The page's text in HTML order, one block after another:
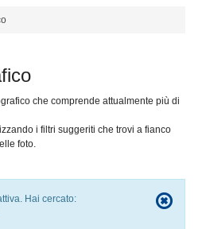
che comprende attualmente più di
i filtri suggeriti che trovi a fianco
foto.
Hai cercato: